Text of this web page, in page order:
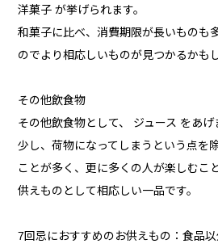
洋菓子 が挙げられます。
和菓子に比べ、消費期限が長いものも
のでより相応しいものが見つかるかも
その他飲食物
その他飲食物として、 ジュース をあげ
少し、荷物になってしまうという点を
ことが多く、更に多くの人が楽しむこ
供えものとして相応しい一品です。
7回忌におすすめのお供えもの：食品以